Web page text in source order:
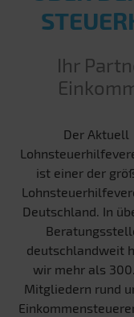
Ihr
Der Aktuell
ist einer der
Deutschland. In
deutschlandweit
wir mehr als
Mitgliedern rund